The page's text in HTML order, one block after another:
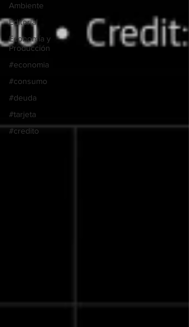
Ambiente
Editorial
Economía y
Producción
#economia
#consumo
#deuda
#tarjeta
#credito